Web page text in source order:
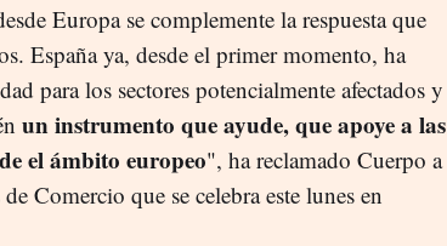
Europa se complemente la respuesta que
España ya, desde el primer momento, ha
para los sectores potencialmente afectados y
un instrumento que ayude, que apoye a las
el ámbito europeo", ha reclamado Cuerpo a
Comercio que se celebra este lunes en